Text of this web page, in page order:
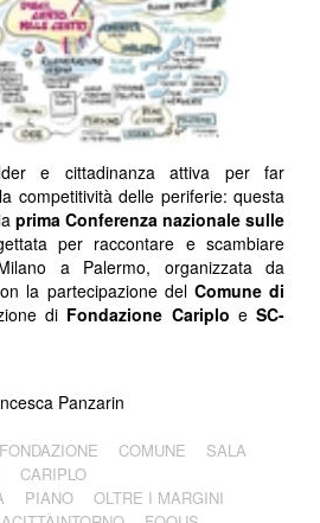
e cittadinanza attiva per far
competitività delle periferie: questa
prima Conferenza nazionale sulle
per raccontare e scambiare
a Palermo, organizzata da
la partecipazione del Comune di
di Fondazione Cariplo e SC-
Panzarin
FONDAZIONE COMUNE
SALA
CARIPLO
PIANO
OLTRE I MARGINI